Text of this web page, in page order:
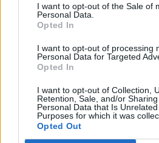
I want to opt-out of the Sale of
Personal Data.
Opted In
I want to opt-out of processing
Personal Data for Targeted
Opted In
I want to opt-out of Collection,
Retention, Sale, and/or
Personal Data that Is
Purposes for which it was
Opted Out
SOCIAL MEDIA
Altri articoli che